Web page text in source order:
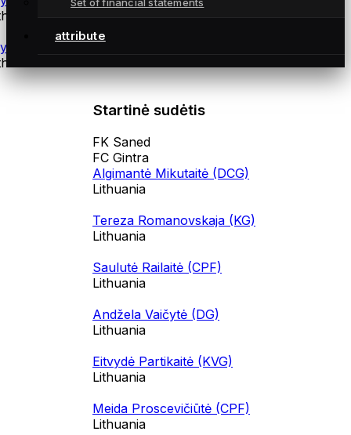
attribute
Martynas Norvilas
Startinė sudėtis
FK Saned
FC Gintra
Algimantė Mikutaitė (DCG)
Lithuania
Tereza Romanovskaja (KG)
Lithuania
Saulutė Railaitė (CPF)
Lithuania
Andžela Vaičytė (DG)
Lithuania
Eitvydė Partikaitė (KVG)
Lithuania
Meida Proscevičiūtė (CPF)
Lithuania